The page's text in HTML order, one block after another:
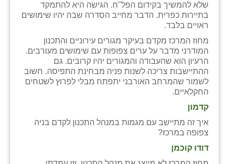
שלא להמשיך בקידום הפל"ח. הגישה היא להתמקד
בתיירות כפרית. הדבר מחייב הסדרה שבה יהיו שימושים
ראויים בלבד.
מחוז המרכז מקדם בעיקר מגורים עירוניים והתכנון
המודרני מדבר על ערים צפופות עם שימושים מעורבים.
הרעיון הוא שהעבודה והמגורים יהיו קרובים. גם
ההתיישבות צריכה לשנות פניה מבחינת התפיסה. חשוב
לשמור שהמרחב האורבני יתפתח מבלי לפרוץ לשטחים
החקלאיים.
קדמון
איך זה מתיישב עם מגמות במנהל התכנון לקדם בניה
צפופה במרכז?
דודו קוכמן